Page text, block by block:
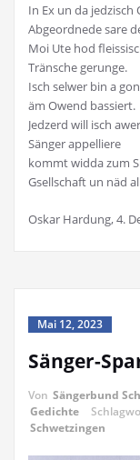
In Ex un da jedzisch
Abgeordnede sare
Moi Ute hod
Tränsche gerunge.
Isch selwer bin a
äm Owend bassiert.
Jedzerd will isch
Sänger appelliere
kommt widda zum
Gsellschaft un näd
Oskar Hardung, 4.
Mai 12, 2023
Sänger-
Von Sängerbund
Gedichte
Schwetzingen